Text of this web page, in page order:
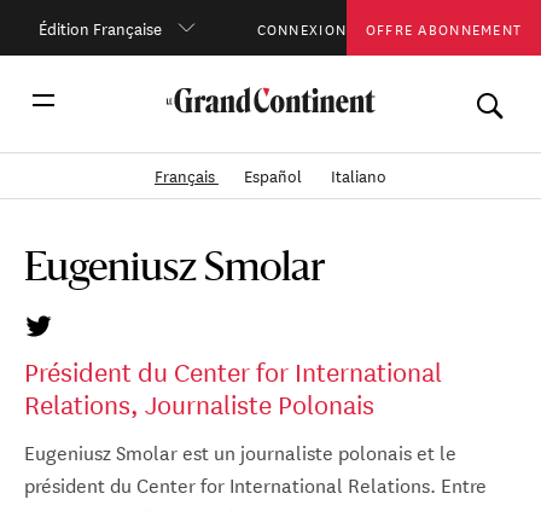
Édition Française CONNEXION OFFRE ABONNEMENT
Français Español Italiano
Eugeniusz Smolar
Président du Center for International
Relations, Journaliste Polonais
Eugeniusz Smolar est un journaliste polonais et le
président du Center for International Relations. Entre